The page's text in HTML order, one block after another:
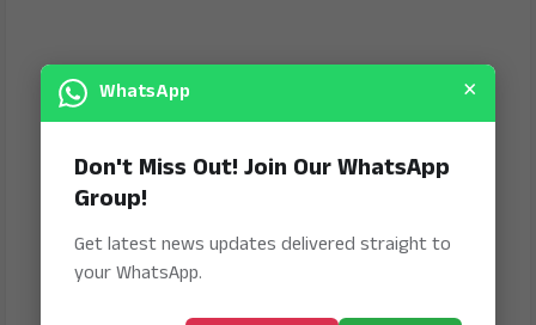
WhatsApp ×
Don't Miss Out! Join Our WhatsApp
Group!
Get latest news updates delivered straight to
your WhatsApp.